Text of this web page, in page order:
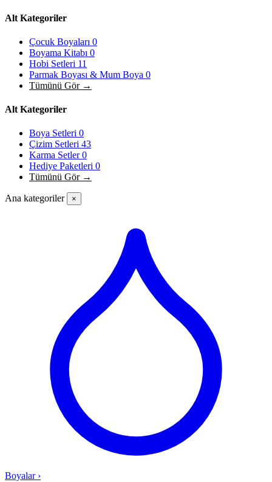
Alt Kategoriler
Çocuk Boyaları 0
Boyama Kitabı 0
Hobi Setleri 11
Parmak Boyası & Mum Boya 0
Tümünü Gör →
Alt Kategoriler
Boya Setleri 0
Çizim Setleri 43
Karma Setler0
Hediye Paketleri 0
Tümünü Gör →
Ana kategoriler ×
Boyalar ›